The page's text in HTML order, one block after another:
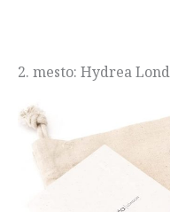
2. mesto: Hydrea